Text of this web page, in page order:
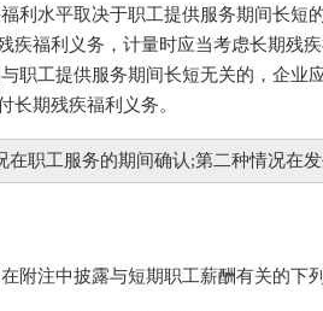
水平取决于职工提供服务期间长短
疾福利义务，计量时应当考虑长期残
职工提供服务期间长短无关的，企业
长期残疾福利义务。
在职工服务的期间确认;第二种情况在
注中披露与短期职工薪酬有关的下